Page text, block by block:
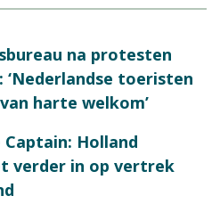
na protesten
‘Nederlandse toeristen
harte welkom’
Holland
verder in op vertrek